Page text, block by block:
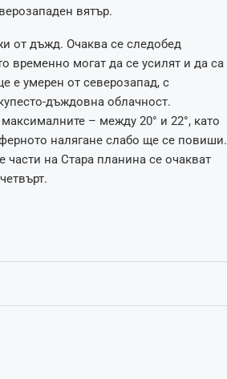
вятър.
от дъжд. Очаква се следобед
временно могат да се усилят и да са
е умерен от северозапад, с
дъждовна облачност.
– между 20° и 22°, като
налягане слабо ще се повиши.
части на Стара планина се очакват